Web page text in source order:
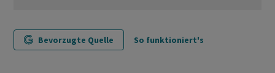
Bevorzugte Quelle So funktioniert's